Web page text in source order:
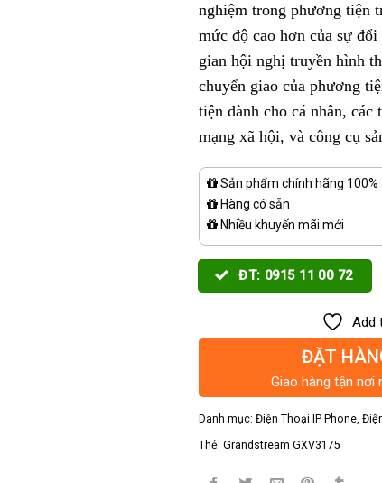
nghiệm trong phương tiện
mức độ cao hơn của sự
gian hội nghị truyền hình
chuyển giao của phương
tiện dành cho cá nhân, các
mạng xã hội, và công cụ
Sản phẩm chính hãng 100%
Hàng có sẵn
Nhiều khuyến mãi mới
ĐT: 0915 11 00 72
Add
ĐẶT
Giao hàng tận nơi
Danh mục: Điện Thoại IP Phone,
Thẻ: Grandstream GXV3175